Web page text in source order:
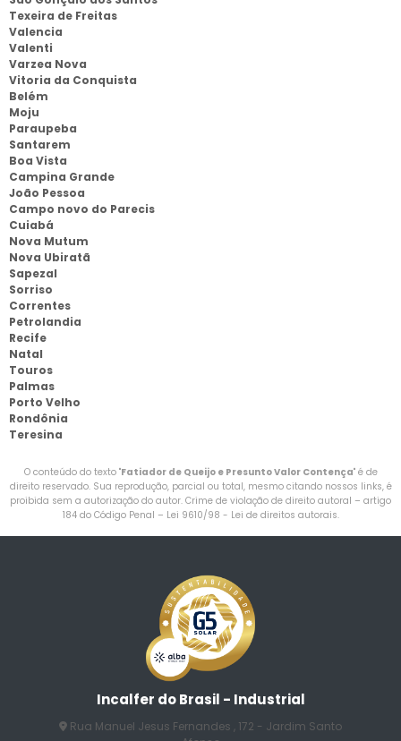
Texeira de Freitas
Valencia
Valenti
Varzea Nova
Vitoria da Conquista
Belém
Moju
Paraupeba
Santarem
Boa Vista
Campina Grande
João Pessoa
Campo novo do Parecis
Cuiabá
Nova Mutum
Nova Ubiratã
Sapezal
Sorriso
Correntes
Petrolandia
Recife
Natal
Touros
Palmas
Porto Velho
Rondônia
Teresina
O conteúdo do texto "Fatiador de Queijo e Presunto Valor Contença" é de
direito reservado. Sua reprodução, parcial ou total, mesmo citando nossos links, é
proibida sem a autorização do autor. Crime de violação de direito autoral – artigo
184 do Código Penal – Lei 9610/98 - Lei de direitos autorais.
Incalfer do Brasil - Industrial
Rua Manuel Jesus Fernandes , 172 - Jardim Santo